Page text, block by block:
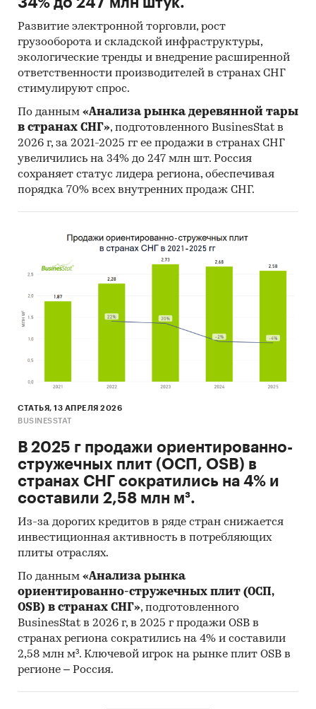
Международный валютный фонд
Наряду с официальной статистикой в
отчете приведены результаты
Аудит торговли сахаридами в СНГ
Опрос экспертов рынка сахаридов в СНГ
Категории: Сельское хозяйство / ... / Молочное
производство / Лактоза
Развитие электронной торговли, рост
грузооборота и складской инфраструктуры,
экологические тренды и внедрение расширенной
ответственности производителей в странах СНГ
стимулируют спрос.
По данным «Анализа рынка деревянной тары
в странах СНГ», подготовленного BusinesStat в
2026 г, за 2021-2025 гг ее продажи в странах СНГ
увеличились на 34% до 247 млн шт. Россия
сохраняет статус лидера региона, обеспечивая
порядка 70% всех внутренних продаж СНГ.
СТАТЬЯ, 13 АПРЕЛЯ 2026
BUSINESSTAT
В 2025 г продажи ориентированно-
стружечных плит (ОСП, OSB) в
странах СНГ сократились на 4% и
составили 2,58 млн м³.
Из-за дорогих кредитов в ряде стран снижается
инвестиционная активность в потребляющих
плиты отраслях.
По данным «Анализа рынка
ориентированно-стружечных плит (ОСП,
OSB) в странах СНГ», подготовленного
BusinesStat в 2026 г, в 2025 г продажи OSB в
странах региона сократились на 4% и составили
2,58 млн м³. Ключевой игрок на рынке плит OSB в
регионе – Россия.